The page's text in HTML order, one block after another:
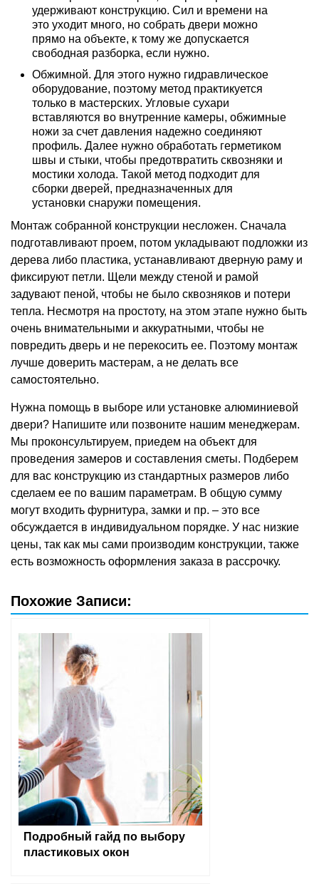
удерживают конструкцию. Сил и времени на
это уходит много, но собрать двери можно
прямо на объекте, к тому же допускается
свободная разборка, если нужно.
Обжимной. Для этого нужно гидравлическое
оборудование, поэтому метод практикуется
только в мастерских. Угловые сухари
вставляются во внутренние камеры, обжимные
ножи за счет давления надежно соединяют
профиль. Далее нужно обработать герметиком
швы и стыки, чтобы предотвратить сквозняки и
мостики холода. Такой метод подходит для
сборки дверей, предназначенных для
установки снаружи помещения.
Монтаж собранной конструкции несложен. Сначала
подготавливают проем, потом укладывают подложки из
дерева либо пластика, устанавливают дверную раму и
фиксируют петли. Щели между стеной и рамой
задувают пеной, чтобы не было сквозняков и потери
тепла. Несмотря на простоту, на этом этапе нужно быть
очень внимательными и аккуратными, чтобы не
повредить дверь и не перекосить ее. Поэтому монтаж
лучше доверить мастерам, а не делать все
самостоятельно.
Нужна помощь в выборе или установке алюминиевой
двери? Напишите или позвоните нашим менеджерам.
Мы проконсультируем, приедем на объект для
проведения замеров и составления сметы. Подберем
для вас конструкцию из стандартных размеров либо
сделаем ее по вашим параметрам. В общую сумму
могут входить фурнитура, замки и пр. – это все
обсуждается в индивидуальном порядке. У нас низкие
цены, так как мы сами производим конструкции, также
есть возможность оформления заказа в рассрочку.
Похожие Записи:
Подробный гайд по выбору
пластиковых окон